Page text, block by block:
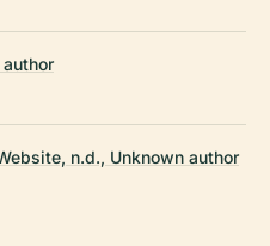
n.d., Unknown author